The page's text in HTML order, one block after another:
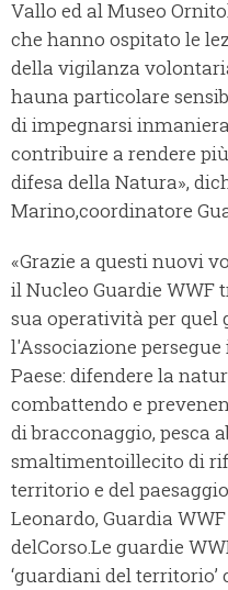
Vallo ed al Museo
che hanno ospitato le
della vigilanza
hauna particolare
di impegnarsi
contribuire a rendere
difesa della Natura»,
Marino,coordinatore
«Grazie a questi nuovi
il Nucleo Guardie WWF
sua operatività per quel
l'Associazione
Paese: difendere la
combattendo e
di bracconaggio, pesca
smaltimentoillecito di
territorio e del
Leonardo, Guardia
delCorso.Le guardie
‘guardiani del